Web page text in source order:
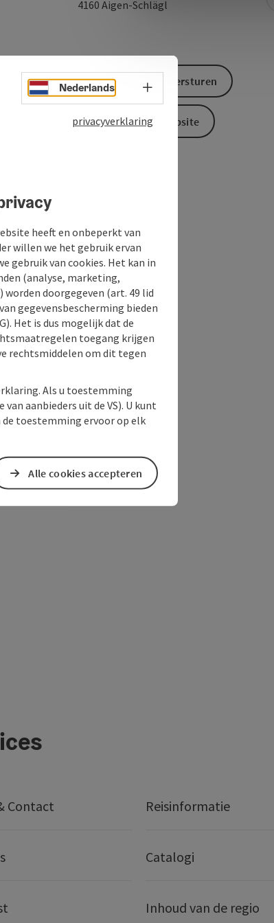
4160 Aigen-Schlägl
Aanvraag versturen
Naar de website
Contact Reisinformatie
Catalogi
Inhoud van de regio
Nederlands Taalkeuze - menu openen
privacyverklaring
heeft en onbeperkt van
willen we het gebruik ervan
gebruik van cookies. Het kan in
(analyse, marketing,
worden doorgegeven (art. 49 lid
gegevensbescherming bieden
Het is dus mogelijk dat de
toegang krijgen
rechtsmiddelen om dit tegen
Als u toestemming
aanbieders uit de VS). U kunt
de toestemming ervoor op elk
Alle cookies accepteren